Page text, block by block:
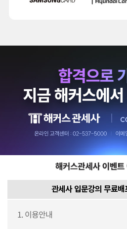
관세사 입문강의 무료배
1. 이용안내